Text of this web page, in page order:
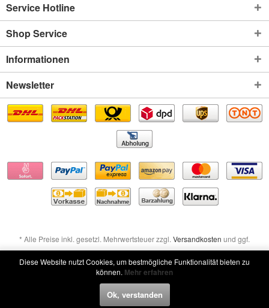
Service Hotline
Shop Service
Informationen
Newsletter
* Alle Preise inkl. gesetzl. Mehrwertsteuer zzgl. Versandkosten und ggf.
Nachnahmegebühren, wenn nicht anders beschrieben
Widerruf erklären
Diese Website nutzt Cookies, um bestmögliche Funktionalität bieten zu
können. Mehr erfahren
Ok, verstanden